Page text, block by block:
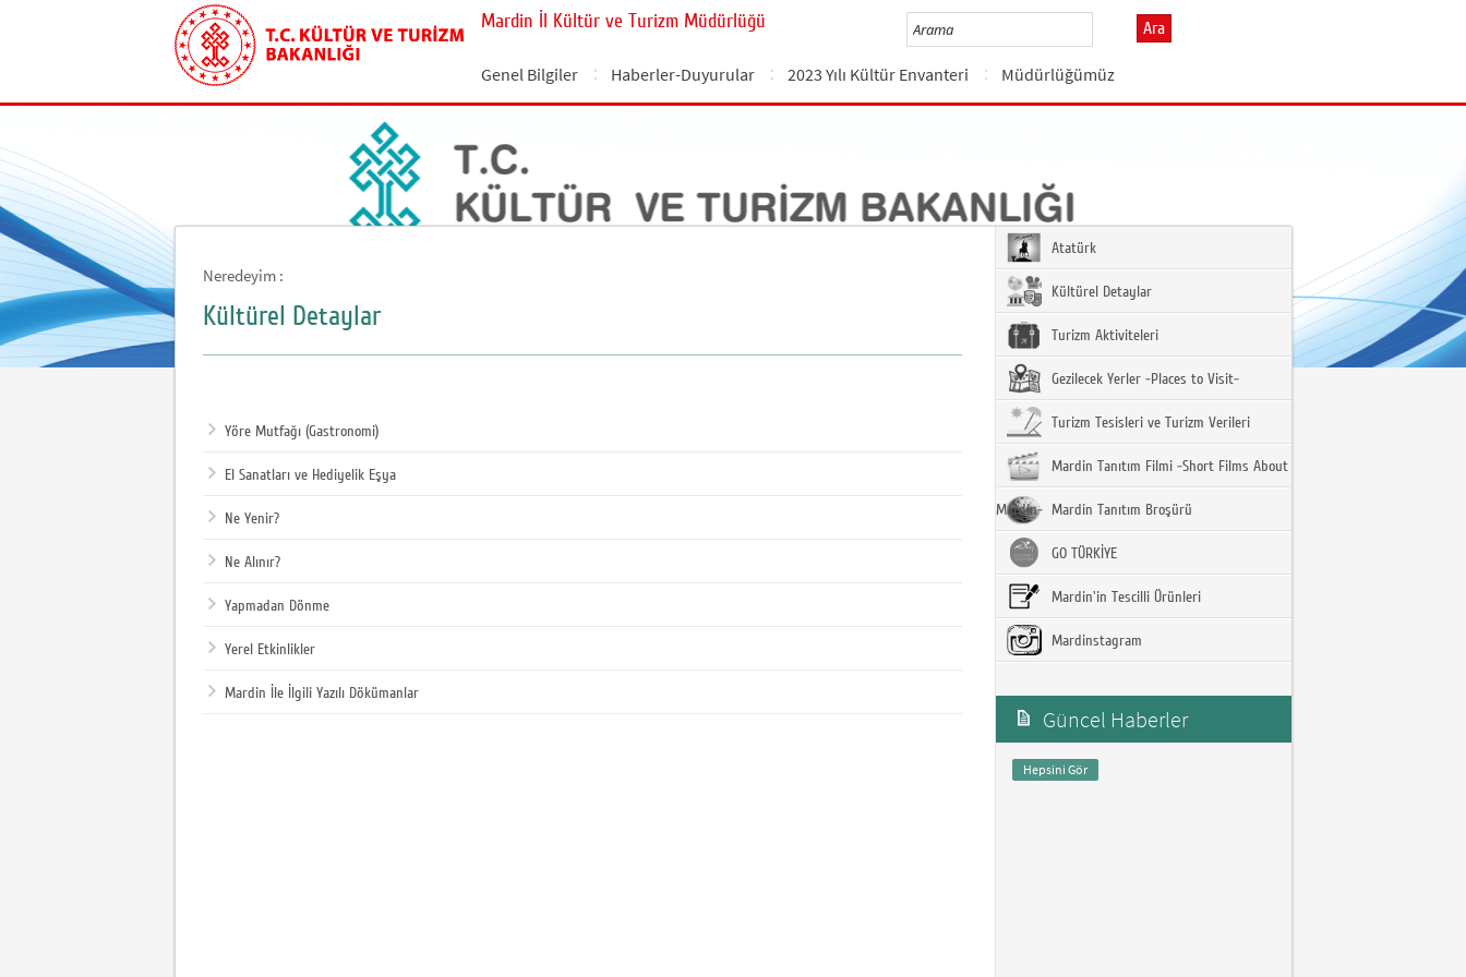
Mardin İl Kültür ve Turizm Müdürlüğü Ara
Genel Bilgiler Haberler-Duyurular 2023 Yılı Kültür Envanteri Müdürlüğümüz
Neredeyim :
Kültürel Detaylar
Yöre Mutfağı (Gastronomi)
El Sanatları ve Hediyelik Eşya
Ne Yenir?
Ne Alınır?
Yapmadan Dönme
Yerel Etkinlikler
Mardin İle İlgili Yazılı Dökümanlar
Atatürk
Kültürel Detaylar
Turizm Aktiviteleri
Gezilecek Yerler -Places to Visit-
Turizm Tesisleri ve Turizm Verileri
Mardin Tanıtım Filmi -Short Films About
Mardin- Mardin Tanıtım Broşürü
GO TÜRKİYE
Mardin'in Tescilli Ürünleri
Mardinstagram
Güncel Haberler
Hepsini Gör